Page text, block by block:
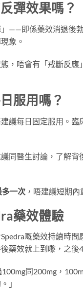
彈效果嗎？
——即係藥效消退後
象。
，唔會有「戒斷反
服用嗎？
議每日固定服用。
同醫生討論，了解
一次 ，唔建議短期內
藥效體驗
嘅藥效持續時
藥效就上到嚟，之後
同200mg，
」